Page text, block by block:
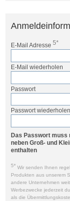
E-Mail Adresse 5*
E-Mail wiederholen
Passwort
Passwort wiederholen
Das Passwort muss
neben Groß- und
enthalten
5* Wir senden Ihnen
Produkten aus unserem
andere Unternehmen
Werbezwecke jederzeit
als die